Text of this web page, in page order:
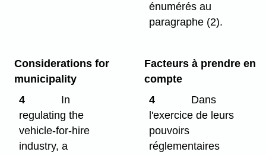
énumérés au
paragraphe (2).
Considerations for
municipality
4
In
regulating the
vehicle-for-hire
industry, a
Facteurs à prendre en
compte
4
Dans
l'exercice de leurs
pouvoirs
réglementaires